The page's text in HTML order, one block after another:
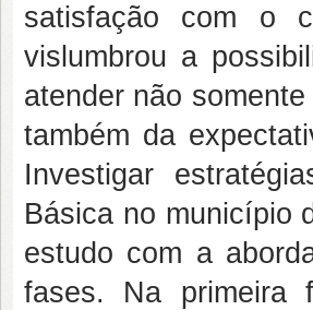
satisfação com o
vislumbrou a
atender não
também da
Investigar
Básica no município
estudo com a
fases. Na primeira